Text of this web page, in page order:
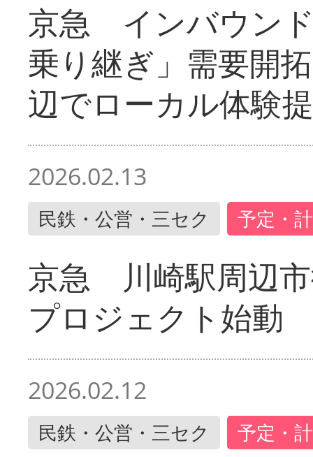
京急 インバウン
乗り継ぎ」需要開
辺でローカル体験
2026.02.13
民鉄・公営・三セク 予定・
京急 川崎駅周辺
プロジェクト始動
2026.02.12
民鉄・公営・三セク 予定・